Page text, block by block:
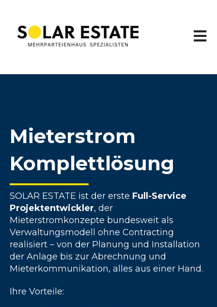
Mieterstrom
Komplettlösung
SOLAR ESTATE ist der erste Full-Service
Projektentwickler, der
Mieterstromkonzepte bundesweit als
Verwaltungsmodell ohne Contracting
realisiert – von der Planung und Installation
der Anlage bis zur Abrechnung und
Mieterkommunikation, alles aus einer Hand.
Ihre Vorteile: